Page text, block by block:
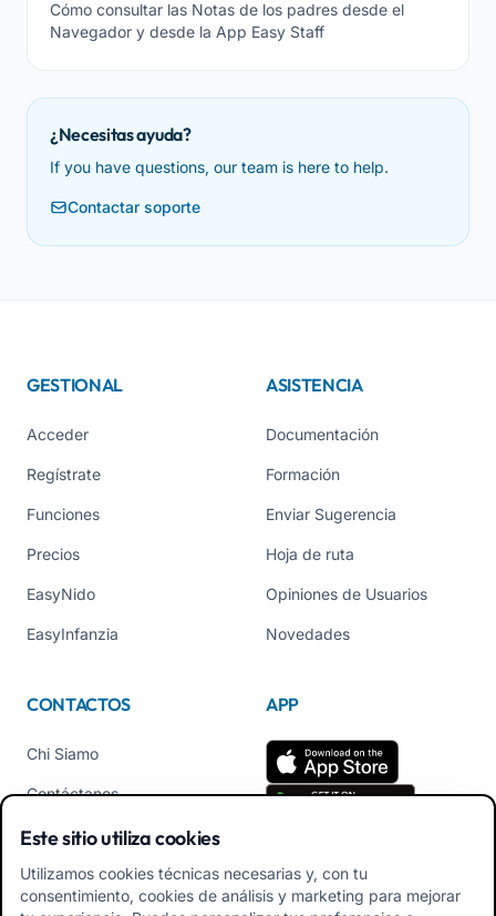
Cómo consultar las Notas de los padres desde el
Navegador y desde la App Easy Staff
¿Necesitas ayuda?
If you have questions, our team is here to help.
Contactar soporte
GESTIONAL
Acceder
Regístrate
Funciones
Precios
EasyNido
EasyInfanzia
ASISTENCIA
Documentación
Formación
Enviar Sugerencia
Hoja de ruta
Opiniones de Usuarios
Novedades
CONTACTOS
Chi Siamo
Contáctanos
Tel +39 02 84152514
APP
Descarga APK App
Familiares
Este sitio utiliza cookies
Utilizamos cookies técnicas necesarias y, con tu
consentimiento, cookies de análisis y marketing para mejorar